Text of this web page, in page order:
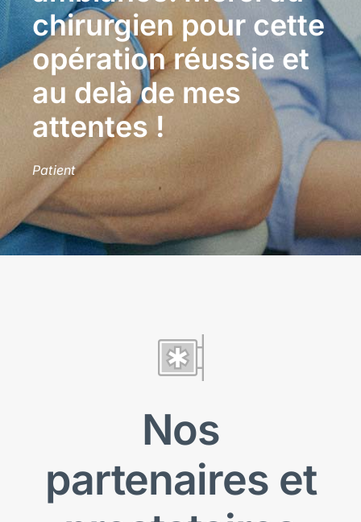
chirurgien pour cette
opération réussie et
au delà de mes
attentes !
Patient
Nos
partenaires et